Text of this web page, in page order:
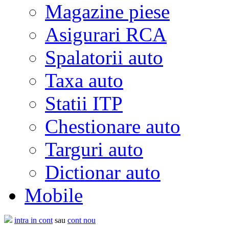
Magazine piese
Asigurari RCA
Spalatorii auto
Taxa auto
Statii ITP
Chestionare auto
Targuri auto
Dictionar auto
Mobile
intra in cont sau cont nou